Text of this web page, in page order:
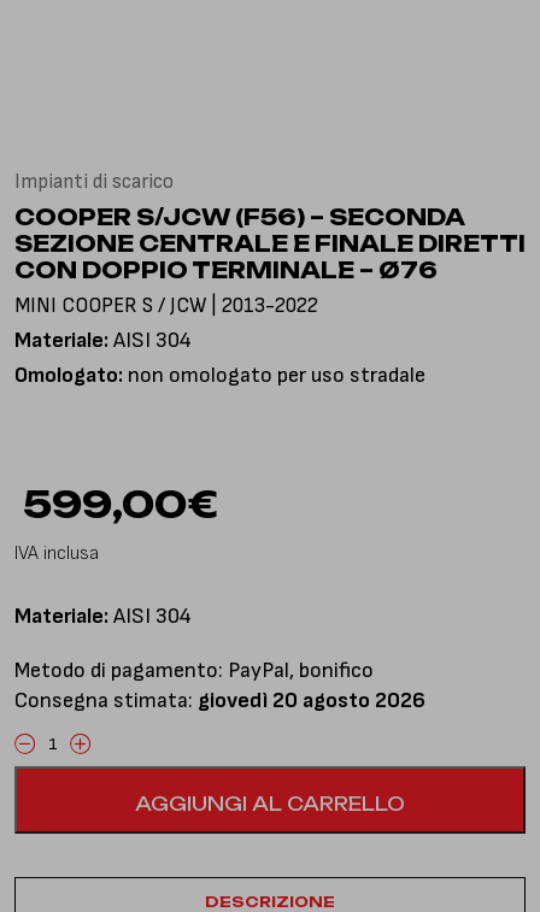
Impianti di scarico
COOPER S/JCW (F56) – SECONDA
SEZIONE CENTRALE E FINALE DIRETTI
CON DOPPIO TERMINALE – Ø76
MINI COOPER S / JCW | 2013-2022
Materiale: AISI 304
Omologato: non omologato per uso stradale
€
599,00
IVA inclusa
Materiale: AISI 304
Metodo di pagamento: PayPal, bonifico
Consegna stimata: giovedì 20 agosto 2026
Cooper
-
sezione
AGGIUNGI AL CARRELLO
DESCRIZIONE